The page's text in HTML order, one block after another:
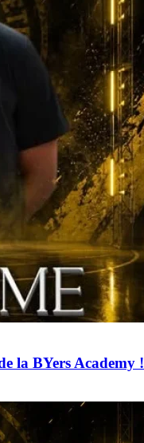
la BYers Academy !